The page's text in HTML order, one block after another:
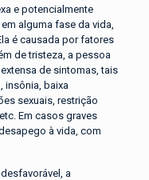
e potencialmente
alguma fase da vida,
é causada por fatores
de tristeza, a pessoa
de sintomas, tais
insônia, baixa
sexuais, restrição
Em casos graves
à vida, com
a